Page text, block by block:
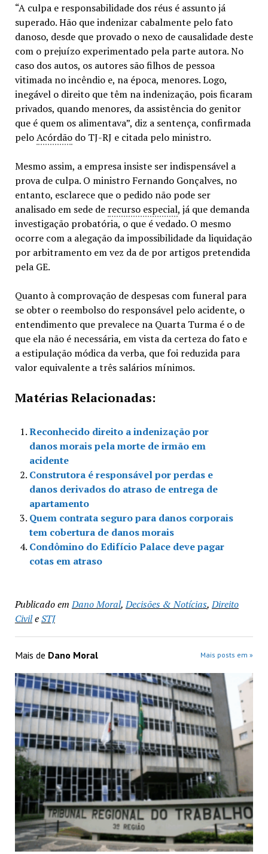
“A culpa e responsabilidade dos réus é assunto já
superado. Hão que indenizar cabalmente pelo fato
danoso, desde que provado o nexo de causalidade deste
com o prejuízo experimentado pela parte autora. No
caso dos autos, os autores são filhos de pessoa
vitimada no incêndio e, na época, menores. Logo,
inegável o direito que têm na indenização, pois ficaram
privados, quando menores, da assistência do genitor
que é quem os alimentava”, diz a sentença, confirmada
peloAcórdãodo TJ-RJ e citada pelo ministro.
Mesmo assim, a empresa insiste ser indispensável a
prova de culpa. O ministro Fernando Gonçalves, no
entanto, esclarece que o pedido não pode ser
analisado em sede de recurso especial, já que demanda
investigação probatória, o que é vedado. O mesmo
ocorre com a alegação da impossibilidade da liquidação
por arbitramento em vez da de por artigos pretendida
pela GE.
Quanto à comprovação de despesas com funeral para
se obter o reembolso do responsável pelo acidente, o
entendimento que prevalece na Quarta Turma é o de
que ela não é necessária, em vista da certeza do fato e
a estipulação módica da verba, que foi reduzida para
valor equivalente a três salários mínimos.
Matérias Relacionadas:
Reconhecido direito a indenização por
danos morais pela morte de irmão em
acidente
Construtora é responsável por perdas e
danos derivados do atraso de entrega de
apartamento
Quem contrata seguro para danos corporais
tem cobertura de danos morais
Condômino do Edifício Palace deve pagar
cotas em atraso
Publicado em Dano Moral,Decisões & Notícias,Direito
CivileSTJ
Mais de Dano Moral Mais posts em »